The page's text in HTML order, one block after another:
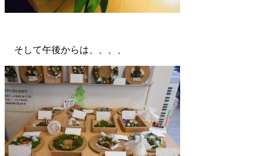
そして午後からは、、、、